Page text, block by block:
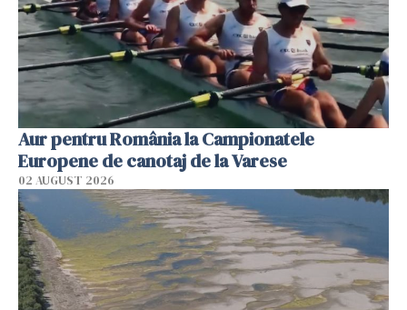
Aur pentru România la Campionatele
Europene de canotaj de la Varese
02 AUGUST 2026